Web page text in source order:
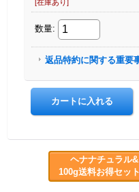
ヘナナチュラル
100g送料お得セッ